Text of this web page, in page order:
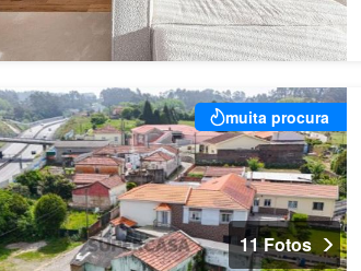
muita procura
11 Fotos